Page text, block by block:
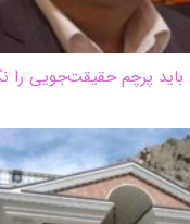
پرچم حقیقت‌جویی را